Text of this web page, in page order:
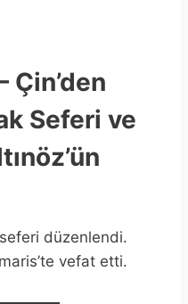
Çin’den
Seferi ve
seferi düzenlendi.
vefat etti.